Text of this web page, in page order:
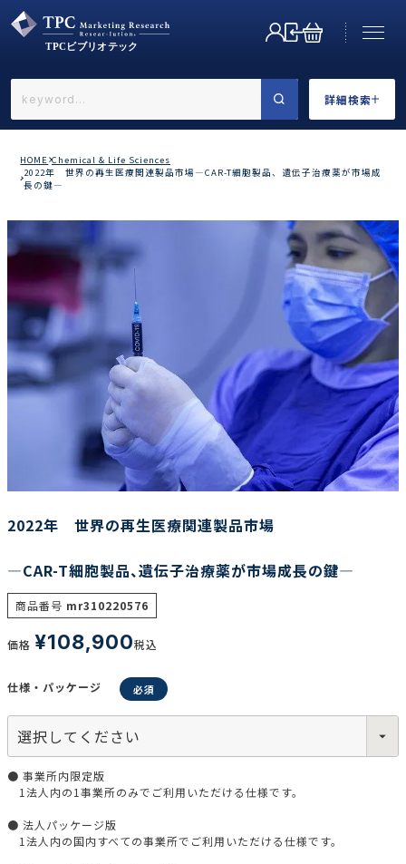
詳細検索
←戻る
業界で選ぶ
カテゴリで選ぶ
調査の種類で選ぶ
リセット
HOME Chemical & Life Sciences
2022年 世界の再生医療関連製品市場―CAR-T細胞製品、遺伝子治療薬が市場成
長の鍵―
2022年 世界の再生医療関連製品市場
―CAR-T細胞製品、遺伝子治療薬が市場成長の鍵―
商品番号 mr310220576
価格 ¥108,900税込
仕様・パッケージ
● 事業所内限定版
1法人内の1事業所のみでご利用いただける仕様です。
● 法人パッケージ版
1法人内の国内すべての事業所でご利用いただける仕様です。